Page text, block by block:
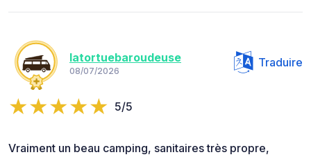
latortuebaroudeuse
08/07/2026
Traduire
5/5
Vraiment un beau camping, sanitaires très propre,